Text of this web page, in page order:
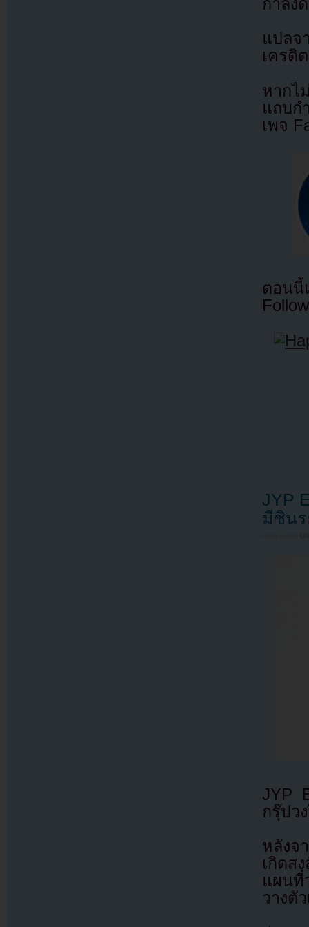
กำลัง
แปล
เครดิ
หากไ
แถบก
เพจ
ตอนนี้
JYP
มีชิน
JYP
กรุ๊ปว
หลังจ
เกิดส
แผนที่
วางตั